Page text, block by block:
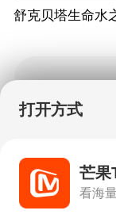
舒克贝塔生命水
打开方式
芒果
看海